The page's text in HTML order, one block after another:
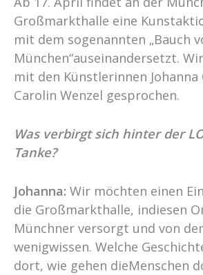
Großmarkthalle eine
mit dem sogenannten „Bauch
München“auseinandersetzt.
mit den Künstlerinnen Johanna
Carolin Wenzel gesprochen.
Was verbirgt sich hinter der
Tanke?
Johanna: Wir möchten einen
die Großmarkthalle, indiesen
Münchner versorgt und von
wenigwissen. Welche
dort, wie gehen dieMenschen